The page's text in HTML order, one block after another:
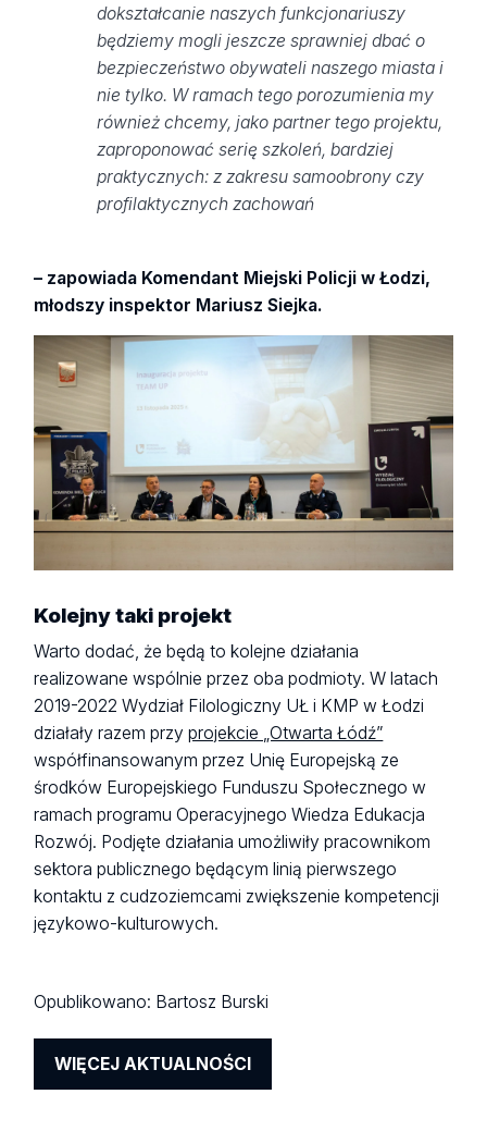
dokształcanie naszych funkcjonariuszy
będziemy mogli jeszcze sprawniej dbać o
bezpieczeństwo obywateli naszego miasta i
nie tylko. W ramach tego porozumienia my
również chcemy, jako partner tego projektu,
zaproponować serię szkoleń, bardziej
praktycznych: z zakresu samoobrony czy
profilaktycznych zachowań
– zapowiada Komendant Miejski Policji w Łodzi,
młodszy inspektor Mariusz Siejka.
Kolejny taki projekt
Warto dodać, że będą to kolejne działania
realizowane wspólnie przez oba podmioty. W latach
2019-2022 Wydział Filologiczny UŁ i KMP w Łodzi
działały razem przyprojekcie „Otwarta Łódź”
współfinansowanym przez Unię Europejską ze
środków Europejskiego Funduszu Społecznego w
ramach programu Operacyjnego Wiedza Edukacja
Rozwój. Podjęte działania umożliwiły pracownikom
sektora publicznego będącym linią pierwszego
kontaktu z cudzoziemcami zwiększenie kompetencji
językowo-kulturowych.
Opublikowano: Bartosz Burski
WIĘCEJ AKTUALNOŚCI